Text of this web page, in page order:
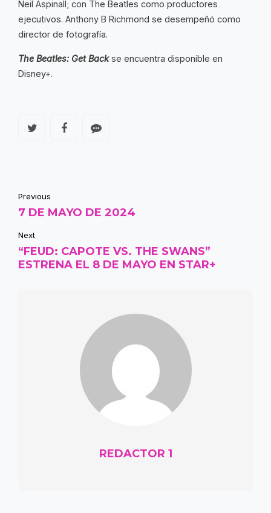
Neil Aspinall; con The Beatles como productores
ejecutivos. Anthony B Richmond se desempeñó como
director de fotografía.
The Beatles: Get Backse encuentra disponible en
Disney+.
Previous
7 DE MAYO DE 2024
Next
“FEUD: CAPOTE VS. THE SWANS”
ESTRENA EL 8 DE MAYO EN STAR+
REDACTOR 1